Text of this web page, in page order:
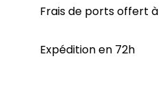
Frais de ports offert
Expédition en 72h